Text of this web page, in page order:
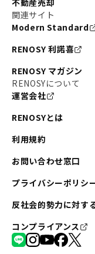
不動産売却
関連サイト
Modern Standard
RENOSY 利諾喜
RENOSY マガジン
RENOSYについて
運営会社
RENOSYとは
利用規約
お問い合わせ窓口
プライバシーポリシ
反社会的勢力に対す
コンプライアンス